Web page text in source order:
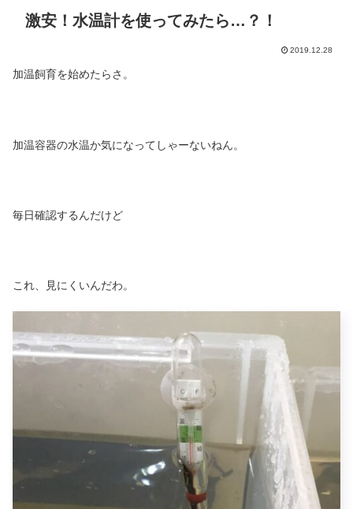
激安！水温計を使ってみたら…？！
2019.12.28
加温飼育を始めたらさ。
加温容器の水温か気になってしゃーないねん。
毎日確認するんだけど
これ、見にくいんだわ。